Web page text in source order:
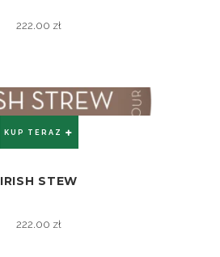
222.00 zł
KUP TERAZ
IRISH STEW
222.00 zł